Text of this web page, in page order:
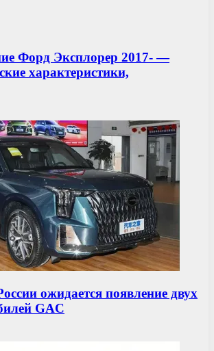
Форд Эксплорер 2017- —
характеристики,
ожидается появление двух
GAC